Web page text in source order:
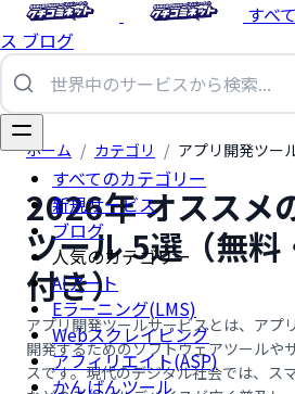
すべ
ス ブログ
すべてのカテゴリー
新規サービス
ブログ
人気のカテゴリー
AIアート
Eラーニング(LMS)
Webスクレイピング
アフィリエイト(ASP)
かんばんツール
ホーム / カテゴリ / アプリ開発ツー
2026年 オススメ
ツール 5選（無
付き）
アプリ開発ツールサービスとは、アプ
開発するためのソフトウェアツールや
スです。現代のデジタル社会では、ス